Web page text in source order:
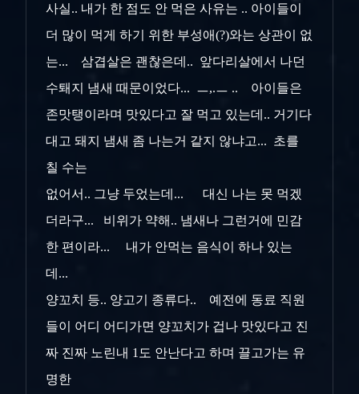
사실.. 내가 한 점도 안 먹은 사유는 .. 아이들이
더 많이 먹게 하기 위한 부성애(?)와는 상관이 없
는... 삼겹살은 괜찮은데.. 앞다리살에서 나던
수퇘지 냄새 때문이었다... ㅡ,.ㅡ .. 아이들은
존맛탱이라며 맛있다고 잘 먹고 있는데.. 거기다
대고 돼지 냄새 좀 나는거 같지 않냐고... 초를
칠 수는
없어서.. 그냥 두었는데... 대신 나는 못 먹겠
더라구... 비위가 약해.. 냄새나 그런거에 민감
한 편이라... 내가 안먹는 음식이 하나 있는
데...
양꼬치 등.. 양고기 종류다.. 예전에 동료 직원
들이 어디 어디가면 양꼬치가 겁나 맛있다고 진
짜 진짜 노린내 1도 안난다고 하며 끌고가는 유
명한